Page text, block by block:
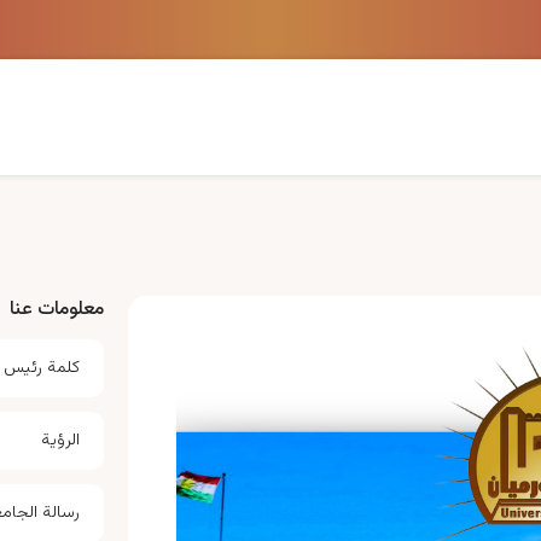
معلومات عنا
كلمة رئيس
الرؤية
رسالة